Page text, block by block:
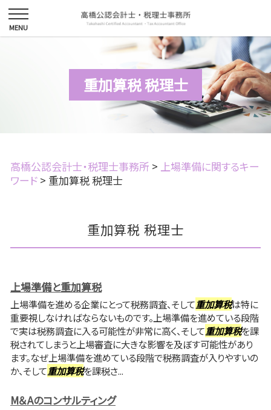
重加算税 税理士
高橋公認会計士・税理士事務所 > 上場準備に関するキー
ワード > 重加算税 税理士
重加算税 税理士
上場準備と重加算税
上場準備を進める企業にとって税務調査、そして重加算税は特に
重要視しなければならないものです。上場準備を進めている段階
で実は税務調査に入る可能性が非常に高く、そして重加算税を課
税されてしまうと上場審査に大きな影響を及ぼす可能性があり
ます。なぜ上場準備を進めている段階で税務調査が入りやすいの
か、そして重加算税を課税さ...
M＆Aのコンサルティング